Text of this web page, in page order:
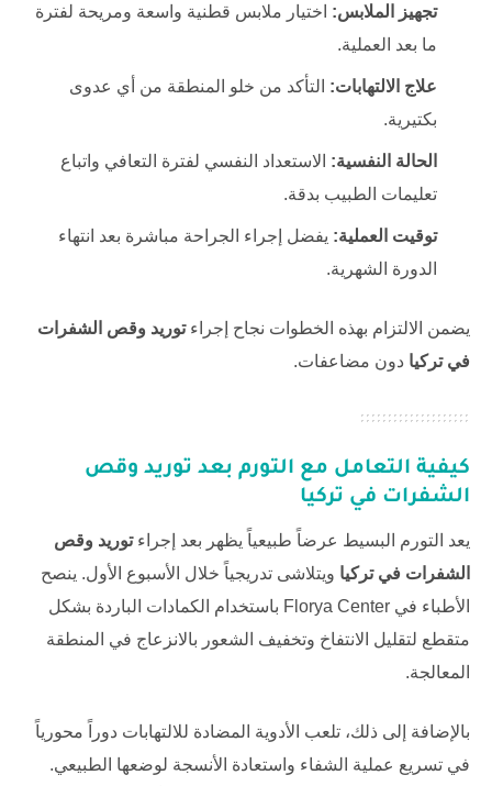
تجهيز الملابس: اختيار ملابس قطنية واسعة ومريحة لفترة
ما بعد العملية.
علاج الالتهابات: التأكد من خلو المنطقة من أي عدوى
بكتيرية.
الحالة النفسية: الاستعداد النفسي لفترة التعافي واتباع
تعليمات الطبيب بدقة.
توقيت العملية: يفضل إجراء الجراحة مباشرة بعد انتهاء
الدورة الشهرية.
يضمن الالتزام بهذه الخطوات نجاح إجراءتوريد وقص الشفرات
في تركيا دون مضاعفات.
كيفية التعامل مع التورم بعد توريد وقص
الشفرات في تركيا
يعد التورم البسيط عرضاً طبيعياً يظهر بعد إجراءتوريد وقص
الشفرات في تركيا ويتلاشى تدريجياً خلال الأسبوع الأول. ينصح
الأطباء في Florya Center باستخدام الكمادات الباردة بشكل
متقطع لتقليل الانتفاخ وتخفيف الشعور بالانزعاج في المنطقة
المعالجة.
بالإضافة إلى ذلك، تلعب الأدوية المضادة للالتهابات دوراً محورياً
في تسريع عملية الشفاء واستعادة الأنسجة لوضعها الطبيعي.